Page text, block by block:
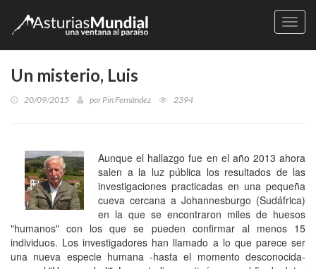
Un misterio, Luis
20/09/2015 porPin Fernández 2394
Aunque el hallazgo fue en el año 2013 ahora
salen a la luz pública los resultados de las
investigaciones practicadas en una pequeña
cueva cercana a Johannesburgo (Sudáfrica)
en la que se encontraron miles de huesos
"humanos" con los que se pueden confirmar al menos 15
individuos. Los investigadores han llamado a lo que parece ser
una nueva especie humana -hasta el momento desconocida-